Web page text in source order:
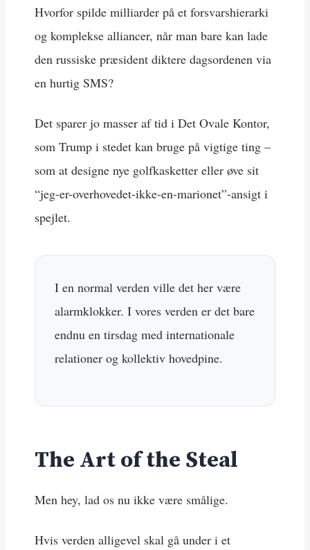
Hvorfor spilde milliarder på et forsvarshierarki
og komplekse alliancer, når man bare kan lade
den russiske præsident diktere dagsordenen via
en hurtig SMS?
Det sparer jo masser af tid i Det Ovale Kontor,
som Trump i stedet kan bruge på vigtige ting –
som at designe nye golfkasketter eller øve sit
“jeg-er-overhovedet-ikke-en-marionet”-ansigt i
spejlet.
I en normal verden ville det her være
alarmklokker. I vores verden er det bare
endnu en tirsdag med internationale
relationer og kollektiv hovedpine.
The Art of the Steal
Men hey, lad os nu ikke være smålige.
Hvis verden alligevel skal gå under i et